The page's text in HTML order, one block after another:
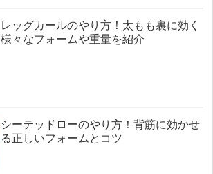
レッグカールのやり方！太もも裏に効く
様々なフォームや重量を紹介
シーテッドローのやり方！背筋に効かせ
る正しいフォームとコツ